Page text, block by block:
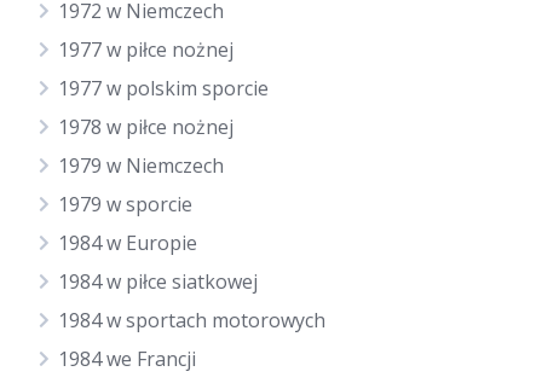
1972 w Niemczech
1977 w piłce nożnej
1977 w polskim sporcie
1978 w piłce nożnej
1979 w Niemczech
1979 w sporcie
1984 w Europie
1984 w piłce siatkowej
1984 w sportach motorowych
1984 we Francji